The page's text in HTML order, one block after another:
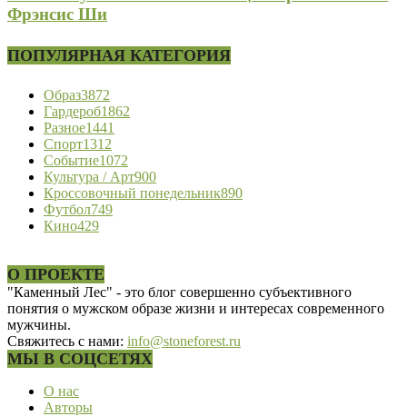
Фрэнсис Ши
ПОПУЛЯРНАЯ КАТЕГОРИЯ
Образ3872
Гардероб1862
Разное1441
Спорт1312
Событие1072
Культура / Арт900
Кроссовочный понедельник890
Футбол749
Кино429
О ПРОЕКТЕ
"Каменный Лес" - это блог совершенно субъективного
понятия о мужском образе жизни и интересах современного
мужчины.
Свяжитесь с нами: info@stoneforest.ru
МЫ В СОЦСЕТЯХ
О нас
Авторы